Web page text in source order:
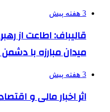
3 هفته پیش
قالیباف: اطاعت از
میدان مبارزه با
3 هفته پیش
اثر اخبار مالی و